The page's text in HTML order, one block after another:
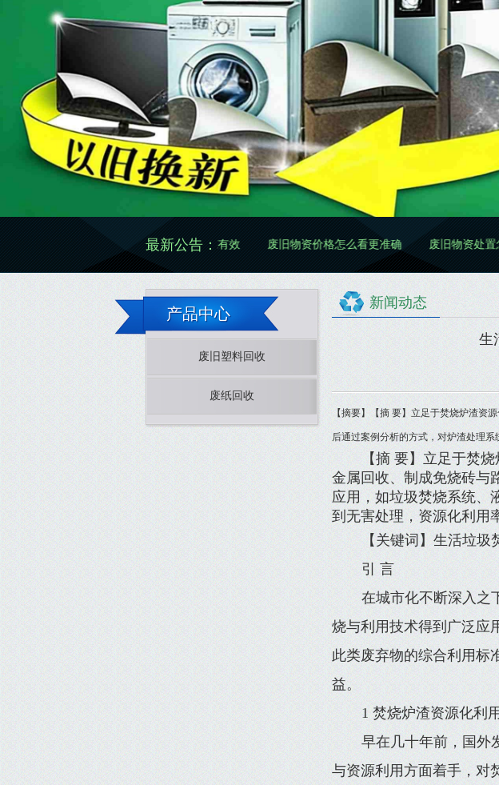
最新公告：
废旧物资再生怎么做更规范有效 废旧物资价格怎么看更准确 废旧物资处置怎么做更规范
产品中心
废旧塑料回收
废纸回收
新闻动态
生
【摘要】【摘 要】立足于焚烧炉渣资
后通过案例分析的方式，对炉渣处理
【摘 要】立足于焚
金属回收、制成免烧砖与
应用，如垃圾焚烧系统、
到无害处理，资源化利用
【关键词】生活垃
引 言
在城市化不断深入之
烧与利用技术得到广泛应
此类废弃物的综合利用标
益。
1 焚烧炉渣资源化利
早在几十年前，国外
与资源利用方面着手，对